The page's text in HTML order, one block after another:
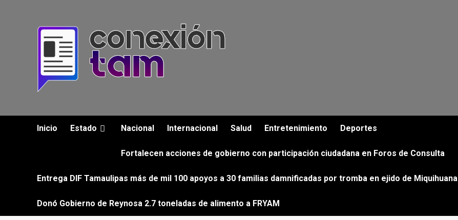
Inicio Estado Nacional Internacional Salud Entretenimiento Deportes
Fortalecen acciones de gobierno con participación ciudadana en Foros de Consulta
Entrega DIF Tamaulipas más de mil 100 apoyos a 30 familias damnificadas por tromba en ejido de Miquihuana
Donó Gobierno de Reynosa 2.7 toneladas de alimento a FRYAM